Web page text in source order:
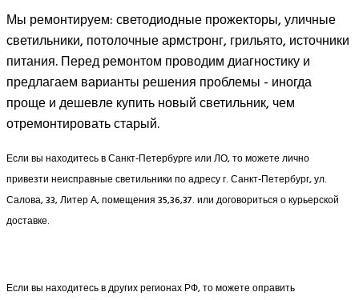
Мы ремонтируем: светодиодные прожекторы, уличные
светильники, потолочные армстронг, грильято, источники
питания. Перед ремонтом проводим диагностику и
предлагаем варианты решения проблемы - иногда
проще и дешевле купить новый светильник, чем
отремонтировать старый.
Если вы находитесь в Санкт-Петербурге или ЛО, то можете лично
привезти неисправные светильники по адресу г. Санкт-Петербург, ул.
Салова, 33, Литер А, помещения 35,36,37. или договориться о курьерской
доставке.
Если вы находитесь в других регионах РФ, то можете оправить